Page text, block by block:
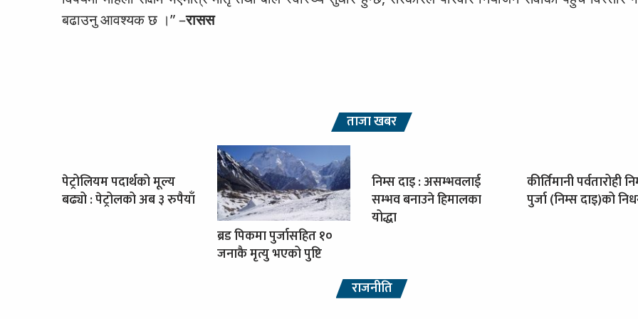
बढाउनु आवश्यक छ ।” –रासस
ताजा खबर
पेट्रोलियम पदार्थको मूल्य
बढ्यो : पेट्रोलको अब ३ रुपैयाँ
ब्रड पिकमा पुर्जासहित १०
जनाकै मृत्यु भएको पुष्टि
निम्स दाइ : असम्भवलाई
सम्भव बनाउने हिमालका
योद्धा
कीर्तिमानी पर्वतारोही
पुर्जा (निम्स दाइ)को
राजनीति